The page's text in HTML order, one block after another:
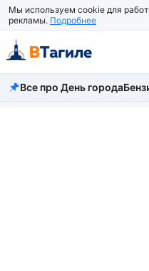
Мы используем cookie для
рекламы. Подробнее
Все новости
Все про День города